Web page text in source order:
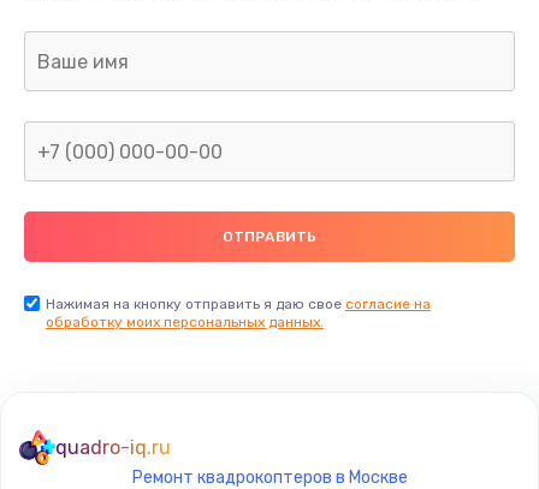
Нажимая на кнопку отправить я даю свое согласие на
обработку моих персональных данных.
quadro-iq.ru
Ремонт квадрокоптеров в Москве